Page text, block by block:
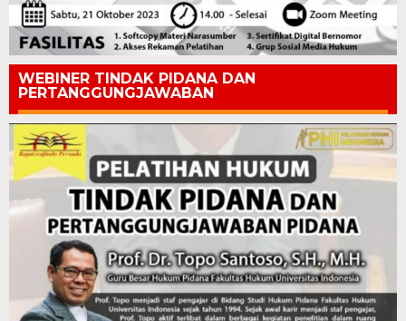
WEBINER TINDAK PIDANA DAN
PERTANGGUNGJAWABAN